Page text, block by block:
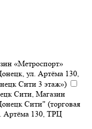
«Метроспорт»
ул. Артёма 130,
Сити 3 этаж»)
Сити, Магазин
Сити" (торговая
Артёма 130, ТРЦ